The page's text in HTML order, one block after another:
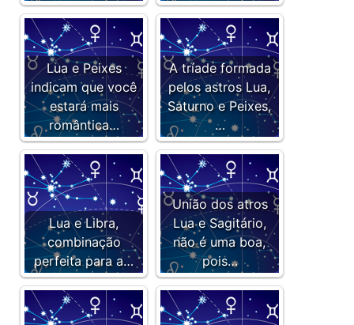
Lua e Peixes
indicam que você
estará mais
romântica…
A tríade formada
pelos astros Lua,
Saturno e Peixes,
…
Lua e Libra,
combinação
perfeita para a…
União dos atros
Lua e Sagitário,
não é uma boa,
pois…